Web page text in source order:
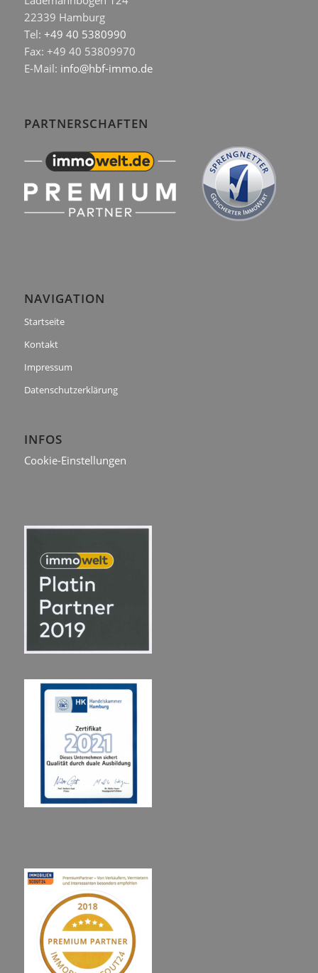
22339 Hamburg
Tel: +49 40 5380990
Fax: +49 40 53809970
E-Mail: info@hbf-immo.de
PARTNERSCHAFTEN
NAVIGATION
Startseite
Kontakt
Impressum
Datenschutzerklärung
INFOS
Cookie-Einstellungen